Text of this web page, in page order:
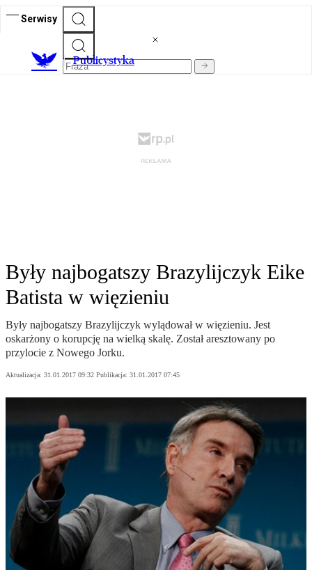
Serwisy
Publicystyka
Były najbogatszy Brazylijczyk Eike
Batista w więzieniu
Były najbogatszy Brazylijczyk wylądował w więzieniu. Jest
oskarżony o korupcję na wielką skalę. Został aresztowany po
przylocie z Nowego Jorku.
Aktualizacja: 31.01.2017 09:32 Publikacja: 31.01.2017 07:45